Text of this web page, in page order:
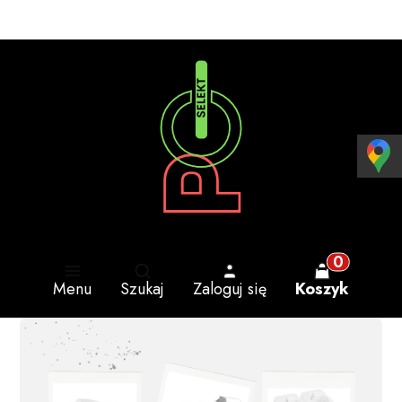
Menu
Otwórz wyszukiwarkę
Szukaj Zaloguj się
Produkty
Koszyk